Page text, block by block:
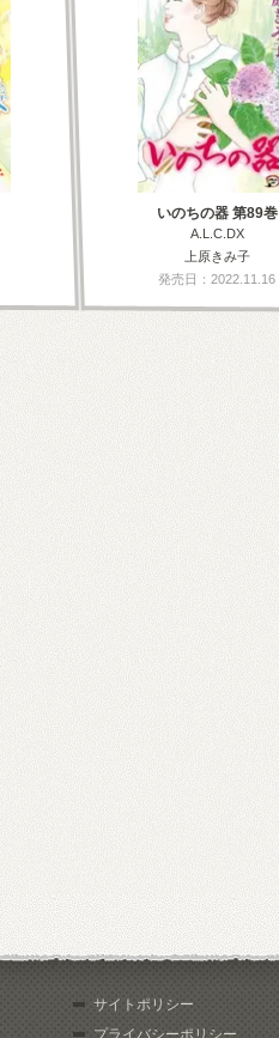
いのちの器 第89巻
A.L.C.DX
上原きみ子
発売日：2022.11.16
サイトポリシー
プライバシーポリシー